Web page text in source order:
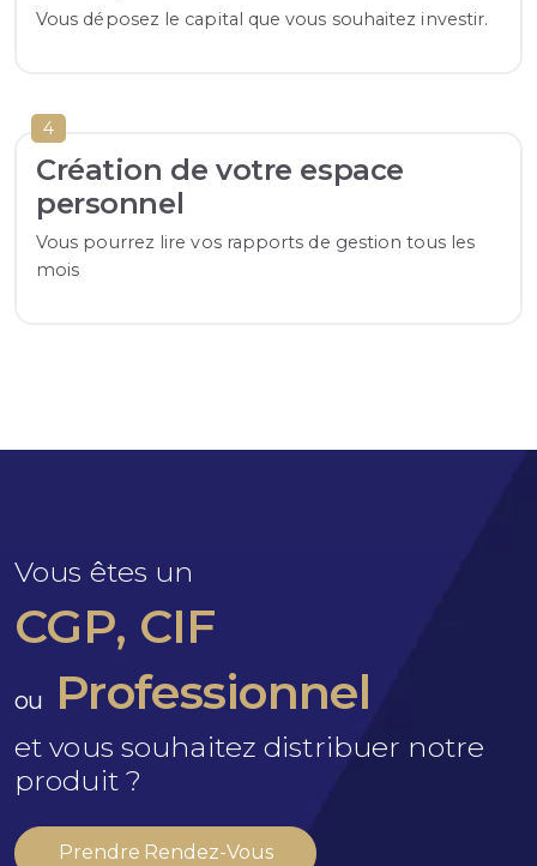
Vous déposez le capital que vous souhaitez investir.
4
Création de votre espace
personnel
Vous pourrez lire vos rapports de gestion tous les
mois
Vous êtes un
CGP, CIF
ou Professionnel
et vous souhaitez distribuer notre
produit ?
Prendre Rendez-Vous